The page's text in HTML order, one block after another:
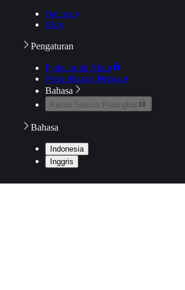
Bantuan
Blog
Pengaturan
Pengaturan Akun
Pemeriksaan Jaringan
Bahasa
Keluar Semua Perangkat
Bahasa
Indonesia
Inggris